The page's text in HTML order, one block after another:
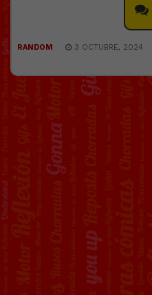
RANDOM 3 OCTUBRE, 2024